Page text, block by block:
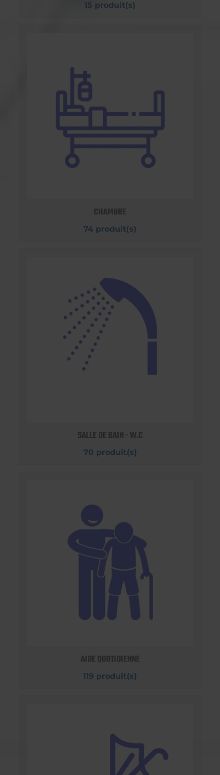
15 produit(s)
CHAMBRE
74 produit(s)
SALLE DE BAIN - W.C
70 produit(s)
AIDE QUOTIDIENNE
119 produit(s)